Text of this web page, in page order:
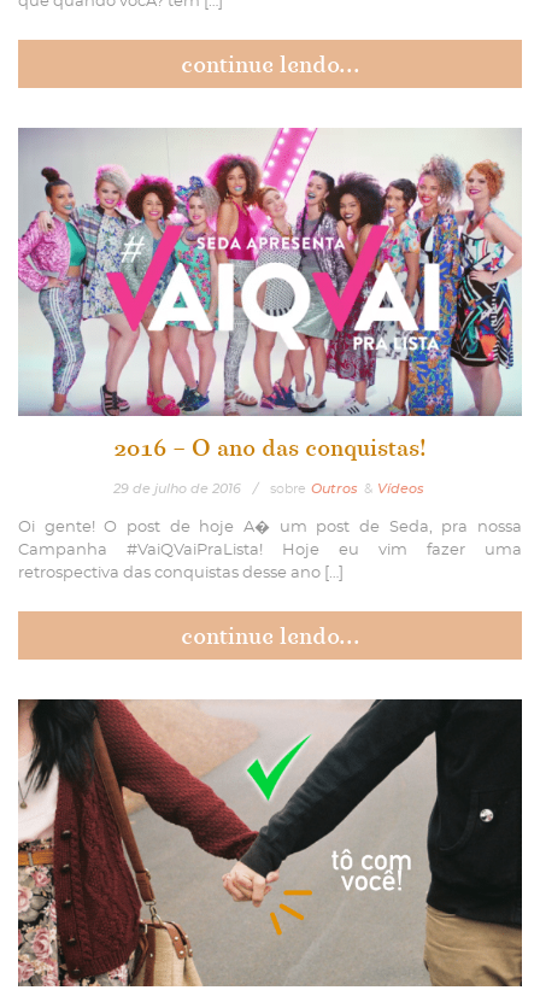
continue lendo...
2016 – O ano das conquistas!
29 de julho de 2016 / sobre Outros & Vídeos
Oi gente! O post de hoje A� um post de Seda, pra nossa
Campanha #VaiQVaiPraLista! Hoje eu vim fazer uma
retrospectiva das conquistas desse ano […]
continue lendo...